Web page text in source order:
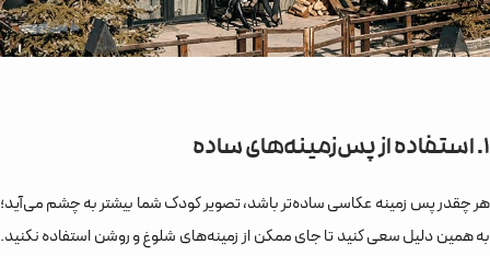
1. استفاده از پس‌زمینه‌های ساده
هر چقدر پس زمینه عکاسی ساده‌تر باشد، تصویر کودک شما بیشتر به چشم می‌آید؛
به همین دلیل سعی کنید تا جای ممکن از زمینه‌های شلوغ و روشن استفاده نکنید.